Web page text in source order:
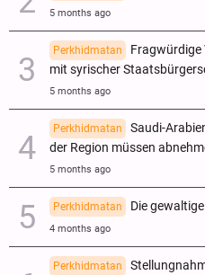
5 months ago
Perkhidmatan
Fragwürdige
mit syrischer
5 months ago
Perkhidmatan
Saudi-
der Region müssen
5 months ago
Perkhidmatan Die
4 months ago
Perkhidmatan